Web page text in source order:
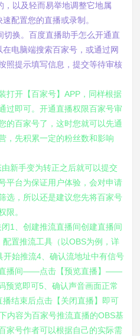
以及轻而易举地调整它地属
配置您的直播或录制。
换。百度直播助手怎么开通直
电脑端搜索百家号，或通过网
照提示填写信息，提交等待审核
打开【百家号】APP，同样根据
过即可。开通直播权限百家号审
的百家号了，这时您就可以先通
，先积累一定的粉丝数和影响
新手变为转正之后就可以提交
平台为保证用户体验，会对申请
选，所以还是建议您先将百家号
限。
1、创建推流直播间创建直播间
置推流工具（以OBS为例，详
开始推流4、确认流地址中有信号
直播间——点击【预览直播】——
预览即可5、确认声音画面正常
结束后点击【关闭直播】即可
内容为百家号推流直播的OBS基
家号作者可以根据自己的实际需